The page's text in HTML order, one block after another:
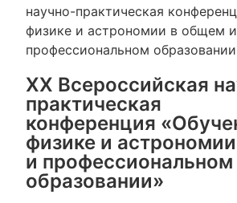
научно-практическая
физике и астрономии в общем и
профессиональном
XX Всероссийская
практическая
конференция
физике и
и профессиональном
образовании»